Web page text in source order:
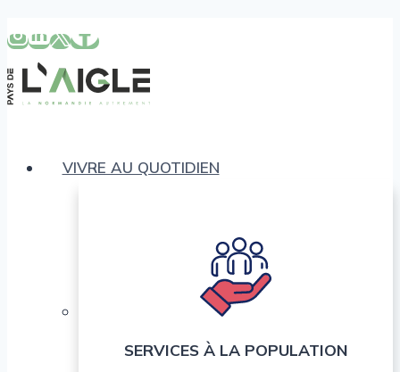
au
contenu
VIVRE AU QUOTIDIEN
SERVICES À LA POPULATION